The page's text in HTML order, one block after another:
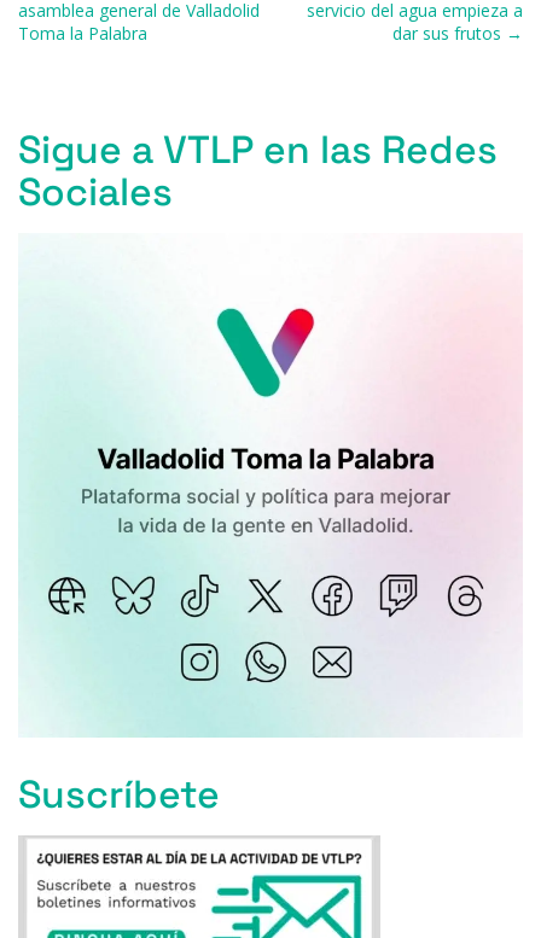
o
o
y
s
p
m
ti
r
asamblea general de Valladolid
Toma la Palabra
servicio del agua empieza a
dar sus frutos →
Sigue a VTLP en las Redes
Sociales
Suscríbete